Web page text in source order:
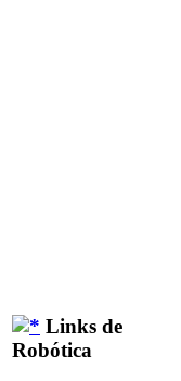
Links de
Robótica